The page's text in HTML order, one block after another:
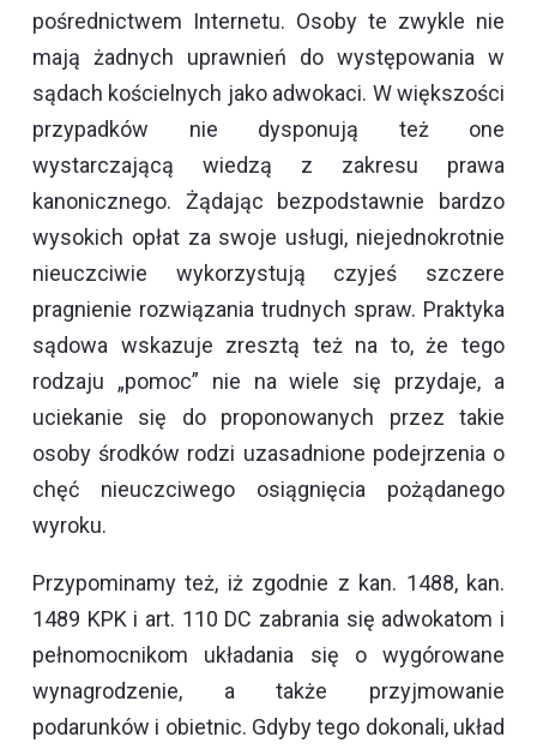
pośrednictwem Internetu. Osoby te zwykle nie
mają żadnych uprawnień do występowania w
sądach kościelnych jako adwokaci. W większości
przypadków nie dysponują też one
wystarczającą wiedzą z zakresu prawa
kanonicznego. Żądając bezpodstawnie bardzo
wysokich opłat za swoje usługi, niejednokrotnie
nieuczciwie wykorzystują czyjeś szczere
pragnienie rozwiązania trudnych spraw. Praktyka
sądowa wskazuje zresztą też na to, że tego
rodzaju „pomoc” nie na wiele się przydaje, a
uciekanie się do proponowanych przez takie
osoby środków rodzi uzasadnione podejrzenia o
chęć nieuczciwego osiągnięcia pożądanego
wyroku.
Przypominamy też, iż zgodnie z kan. 1488, kan.
1489 KPK i art. 110 DC zabrania się adwokatom i
pełnomocnikom układania się o wygórowane
wynagrodzenie, a także przyjmowanie
podarunków i obietnic. Gdyby tego dokonali, układ